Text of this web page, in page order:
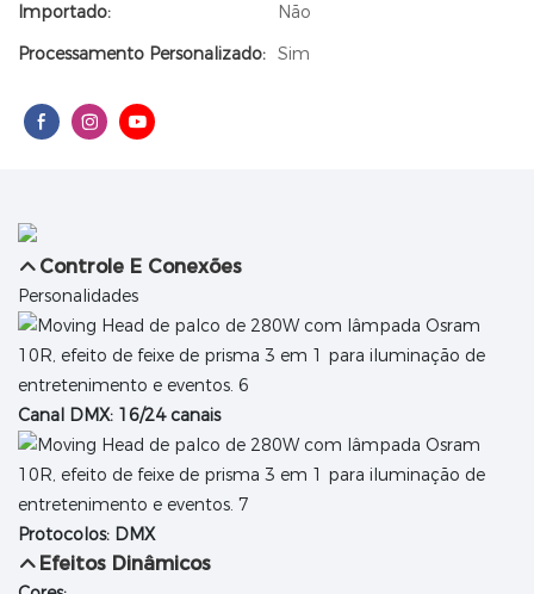
Importado:
Não
Processamento Personalizado: Sim
Controle E Conexões
Personalidades
Canal DMX: 16/24 canais
Protocolos: DMX
Efeitos Dinâmicos